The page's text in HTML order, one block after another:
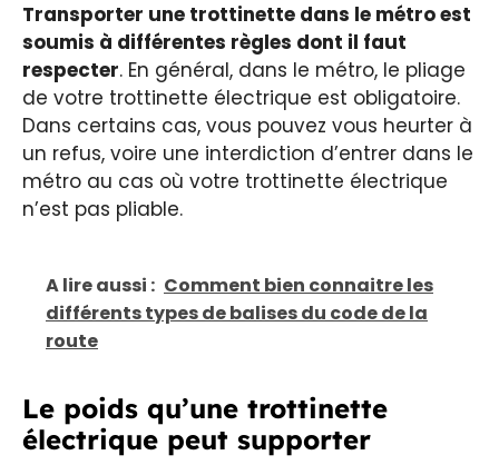
Transporter une trottinette dans le métro est
soumis à différentes règles dont il faut
respecter. En général, dans le métro, le pliage
de votre trottinette électrique est obligatoire.
Dans certains cas, vous pouvez vous heurter à
un refus, voire une interdiction d’entrer dans le
métro au cas où votre trottinette électrique
n’est pas pliable.
A lire aussi : Comment bien connaitre les
différents types de balises du code de la
route
Le poids qu’une trottinette
électrique peut supporter